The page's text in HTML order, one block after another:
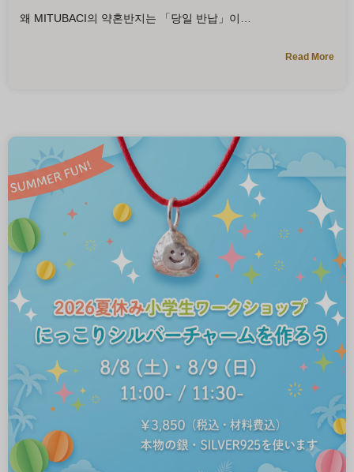
왜 MITUBACI의 약혼반지는 「당일 반납」이
Read More